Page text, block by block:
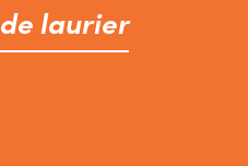
de laurier